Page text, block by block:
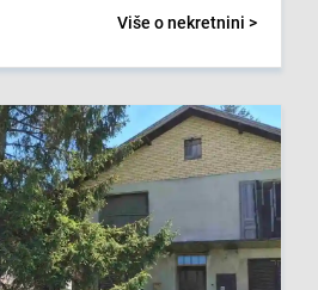
Više o nekretnini >